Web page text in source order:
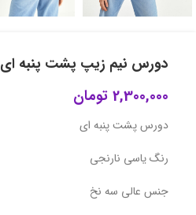
دورس نیم زیپ پشت پنبه ای
2,300,000 تومان
دورس پشت پنبه ای
رنگ یاسی نارنجی
جنس عالی سه نخ